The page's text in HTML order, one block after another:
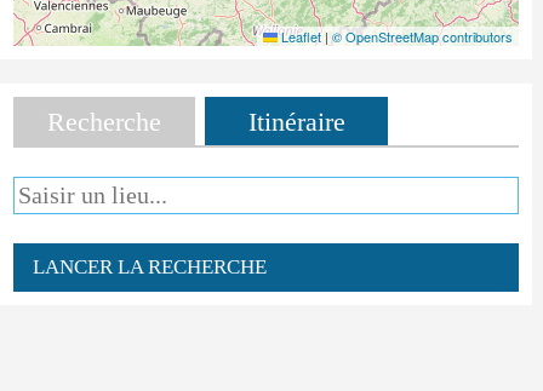
Leaflet | © OpenStreetMap contributors
Recherche Itinéraire
LANCER LA RECHERCHE